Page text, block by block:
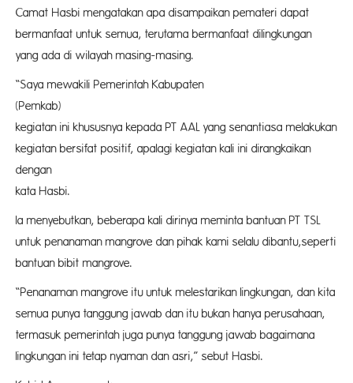
Camat Hasbi mengatakan apa disampaikan pemateri dapat
bermanfaat untuk semua, terutama bermanfaat dilingkungan
yang ada di wilayah masing-masing.
“Saya mewakili Pemerintah Kabupaten
kegiatan ini khususnya kepada PT AAL yang senantiasa melakukan
kegiatan bersifat positif, apalagi kegiatan kali ini dirangkaikan
kata Hasbi.
Ia menyebutkan, beberapa kali dirinya meminta bantuan PT TSL
untuk penanaman mangrove dan pihak kami selalu dibantu,seperti
bantuan bibit mangrove.
“Penanaman mangrove itu untuk melestarikan lingkungan, dan kita
semua punya tanggung jawab dan itu bukan hanya perusahaan,
termasuk pemerintah juga punya tanggung jawab bagaimana
lingkungan ini tetap nyaman dan asri,” sebut Hasbi.